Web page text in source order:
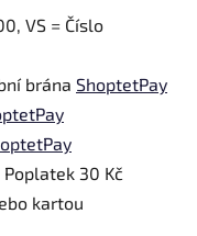
VS = Číslo
brána ShoptetPay
30 Kč
kartou